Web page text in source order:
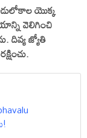
యొక్క
వెలిగించి
దివ్య జ్యోతి